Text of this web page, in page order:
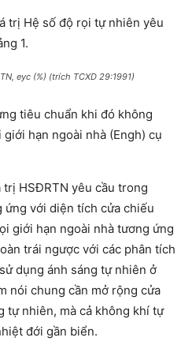
trị Hệ số độ rọi tự nhiên yêu
1.
eyc (%) (trích TCXD 29:1991)
tiêu chuẩn khi đó không
hạn ngoài nhà (Engh) cụ
trị HSĐRTN yêu cầu trong
ứng với diện tích cửa chiếu
giới hạn ngoài nhà tương ứng
trái ngược với các phân tích
dụng ánh sáng tự nhiên ở
nói chung cần mở rộng cửa
tự nhiên, mà cả không khí tự
đới gần biển.